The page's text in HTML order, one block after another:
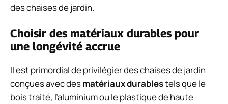
des chaises de jardin.
Choisir des matériaux durables pour
une longévité accrue
Il est primordial de privilégier des chaises de jardin
conçues avec desmatériaux durablestels que le
bois traité, l’aluminium ou le plastique de haute